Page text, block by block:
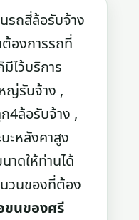
ถสี่ล้อรับจ้าง
องการรถที่
ไว้บริการ
ญ่รับจ้าง ,
4ล้อรับจ้าง ,
ะหลังคาสูง
าดให้ท่านได้
นวนของที่ต้อง
ขนของศรี